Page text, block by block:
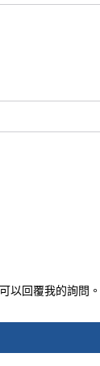
以回覆我的詢問。